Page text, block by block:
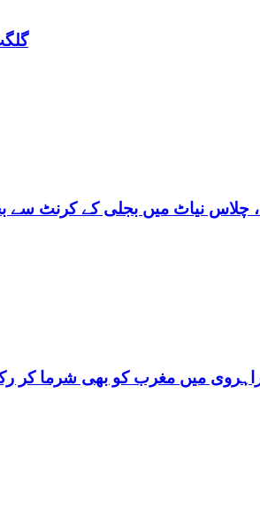
گلگت
نیاٹ میں بجلی کے کرنٹ سے
بھی شرما کر رکھ دیا: لندن میں بیک وقت 7 یورپین